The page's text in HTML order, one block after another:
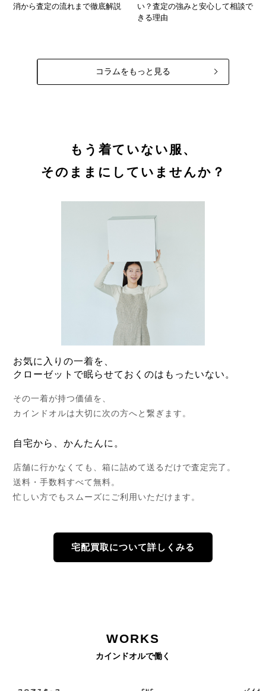
消から査定の流れまで徹底解説
い？査定の強みと安心して相談で
きる理由
コラムをもっと見る
もう着ていない服、
そのままにしていませんか？
お気に入りの一着を、
クローゼットで眠らせておくのはもったいない。
その一着が持つ価値を、
カインドオルは大切に次の方へと繋ぎます。
自宅から、かんたんに。
店舗に行かなくても、箱に詰めて送るだけで査定完了。
送料・手数料すべて無料。
忙しい方でもスムーズにご利用いただけます。
宅配買取について詳しくみる
WORKS
カインドオルで働く